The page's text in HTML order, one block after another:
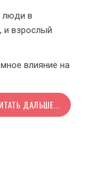
люди в
и взрослый
влияние на
ДАЛЬШЕ...